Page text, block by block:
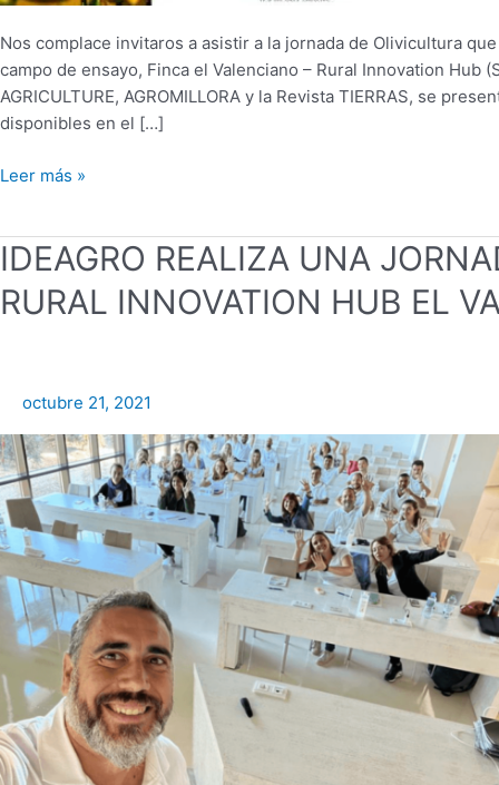
Nos complace invitaros a asistir a la jornada de Olivicultura
campo de ensayo, Finca el Valenciano – Rural Innovation Hub
AGRICULTURE, AGROMILLORA y la Revista TIERRAS, se
disponibles en el […]
Leer más »
IDEAGRO REALIZA UNA
RURAL INNOVATION HUB EL
octubre 21, 2021
IDEAGRO
REALIZA
UNA
INTERNA
EN
EL
RURAL
INNOVATION
HUB
VALENCIANO